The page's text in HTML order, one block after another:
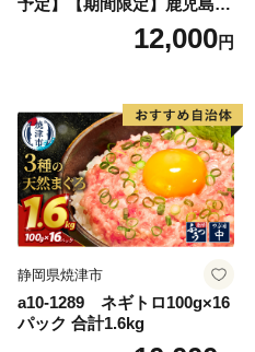
大隅産うなぎ蒲焼4尾（400
g） KN007-02312,000円
静岡県焼津市
a10-1289 ネギトロ100g×16
パック 合計1.6kg